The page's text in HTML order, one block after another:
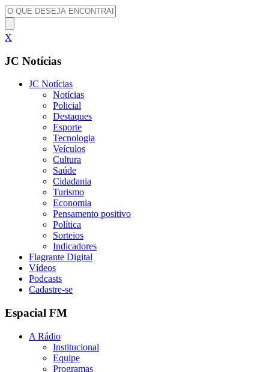
X
JC Notícias
JC Notícias
Notícias
Policial
Destaques
Esporte
Tecnologia
Veículos
Cultura
Saúde
Cidadania
Turismo
Economia
Pensamento positivo
Política
Sorteios
Indicadores
Flagrante Digital
Vídeos
Podcasts
Cadastre-se
Espacial FM
A Rádio
Institucional
Equipe
Programas